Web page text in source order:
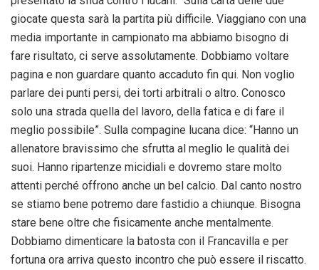
giocate questa sarà la partita più difficile. Viaggiano con una
media importante in campionato ma abbiamo bisogno di
fare risultato, ci serve assolutamente. Dobbiamo voltare
pagina e non guardare quanto accaduto fin qui. Non voglio
parlare dei punti persi, dei torti arbitrali o altro. Conosco
solo una strada quella del lavoro, della fatica e di fare il
meglio possibile”. Sulla compagine lucana dice: “Hanno un
allenatore bravissimo che sfrutta al meglio le qualità dei
suoi. Hanno ripartenze micidiali e dovremo stare molto
attenti perché offrono anche un bel calcio. Dal canto nostro
se stiamo bene potremo dare fastidio a chiunque. Bisogna
stare bene oltre che fisicamente anche mentalmente.
Dobbiamo dimenticare la batosta con il Francavilla e per
fortuna ora arriva questo incontro che può essere il riscatto.